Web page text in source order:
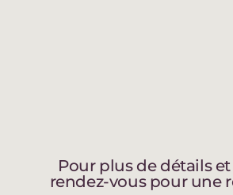
Pour plus de détails
rendez-vous pour une